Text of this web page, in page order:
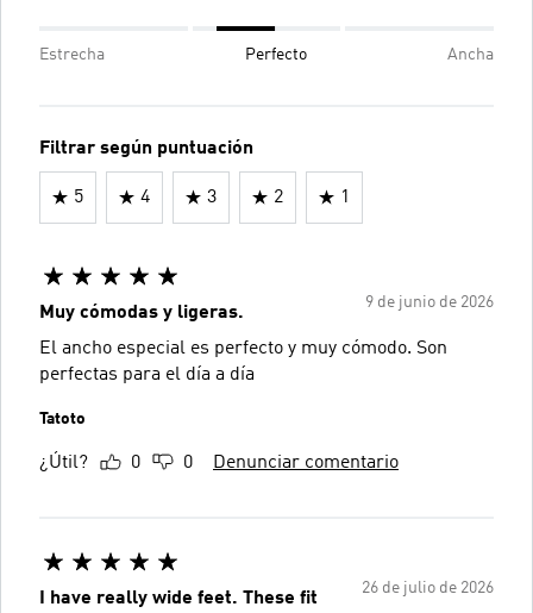
Estrecha Perfecto Ancha
Filtrar según puntuación
5 4 3 2 1
9 de junio de 2026
Muy cómodas y ligeras.
El ancho especial es perfecto y muy cómodo. Son
perfectas para el día a día
Tatoto
¿Útil? 0 0 Denunciar comentario
26 de julio de 2026
I have really wide feet. These fit